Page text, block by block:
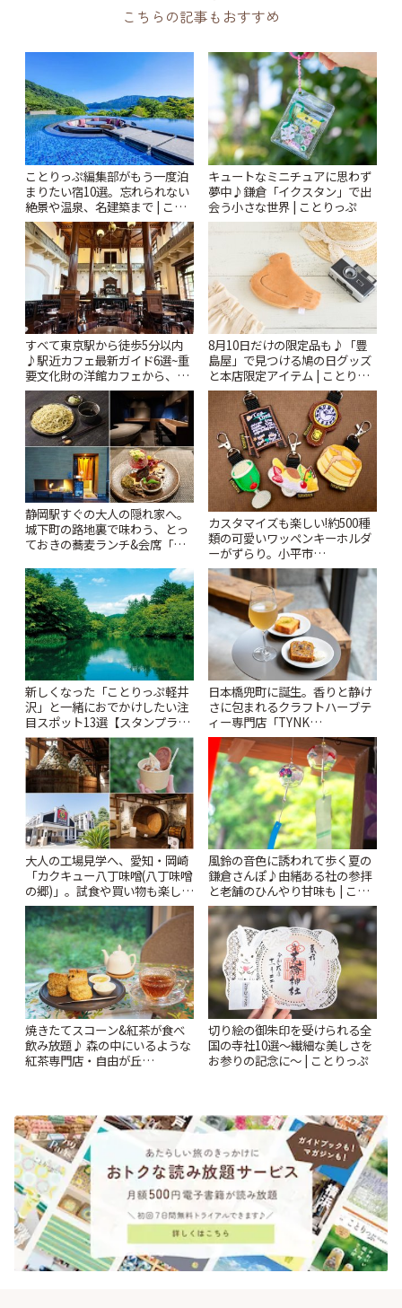
こちらの記事もおすすめ
ことりっぷ編集部がもう一度泊
まりたい宿10選。忘れられない
絶景や温泉、名建築まで | こと
りっぷ
キュートなミニチュアに思わず
夢中♪鎌倉「イクスタン」で出
会う小さな世界 | ことりっぷ
すべて東京駅から徒歩5分以内
♪駅近カフェ最新ガイド6選~重
要文化財の洋館カフェから、改
札すぐのレトロ喫茶まで~ | こと
りっぷ
8月10日だけの限定品も♪「豊
島屋」で見つける鳩の日グッズ
と本店限定アイテム | ことりっ
ぷ
静岡駅すぐの大人の隠れ家へ。
城下町の路地裏で味わう、とっ
ておきの蕎麦ランチ&会席「手
カスタマイズも楽しい!約500種
類の可愛いワッペンキーホルダ
ーがずらり。小平市
「Kimamaya T&K」 | ことりっ
ぷ
新しくなった「ことりっぷ軽井
沢」と一緒におでかけしたい注
目スポット13選【スタンプラリ
ー開催中】 | ことりっぷ
日本橋兜町に誕生。香りと静け
さに包まれるクラフトハーブテ
ィー専門店「TYNK
Kabutocho」 | ことりっぷ
大人の工場見学へ、愛知・岡崎
「カクキュー八丁味噌(八丁味噌
の郷)」。試食や買い物も楽しみ
♪ | ことりっぷ
風鈴の音色に誘われて歩く夏の
鎌倉さんぽ♪由緒ある社の参拝
と老舗のひんやり甘味も | こと
りっぷ
焼きたてスコーン&紅茶が食べ
飲み放題♪ 森の中にいるような
紅茶専門店・自由が丘
切り絵の御朱印を受けられる全
国の寺社10選〜繊細な美しさを
お参りの記念に〜 | ことりっぷ